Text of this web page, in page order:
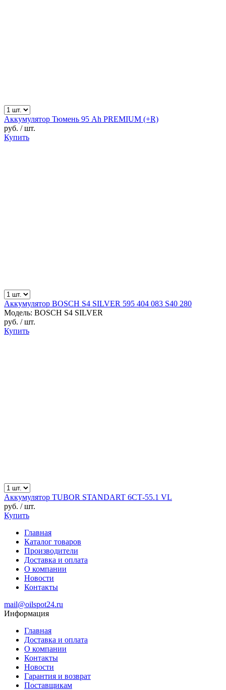
Аккумулятор Тюмень 95 Ah PREMIUM (+R)
руб. / шт.
Купить
Аккумулятор BOSCH S4 SILVER 595 404 083 S40 280
Модель: BOSCH S4 SILVER
руб. / шт.
Купить
Аккумулятор TUBOR STANDART 6СТ-55.1 VL
руб. / шт.
Купить
Главная
Каталог товаров
Производители
Доставка и оплата
О компании
Новости
Контакты
mail@oilspot24.ru
Информация
Главная
Доставка и оплата
О компании
Контакты
Новости
Гарантия и возврат
Поставщикам